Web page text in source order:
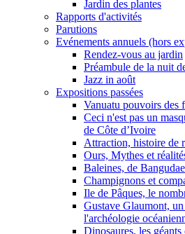
Jardin des plantes
Rapports d'activités
Parutions
Evénements annuels (hors
Rendez-vous au jardin
Préambule de la nuit
Jazz in août
Expositions passées
Vanuatu pouvoirs des
Ceci n'est pas un
de Côte d’Ivoire
Attraction, histoire de
Ours, Mythes et
Baleines, de
Champignons et
Ile de Pâques, le
Gustave Glaumont,
l'archéologie
Dinosaures, les